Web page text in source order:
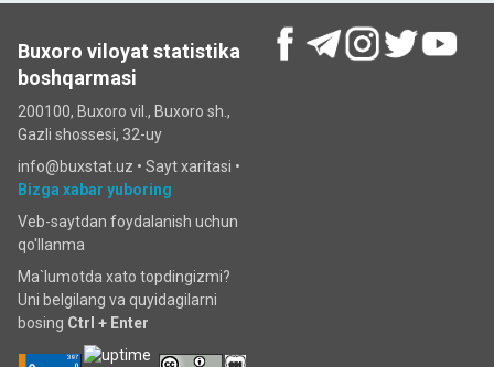
Buxoro viloyat statistika
boshqarmasi
200100, Buxoro vil., Buxoro sh.,
Gazli shossesi, 32-uy
info@buxstat.uz • Sayt xaritasi •
Bizga xabar yuboring
Veb-saytdan foydalanish uchun
qo'llanma
Ma`lumotda xato topdingizmi?
Uni belgilang va quyidagilarni
bosing Ctrl + Enter